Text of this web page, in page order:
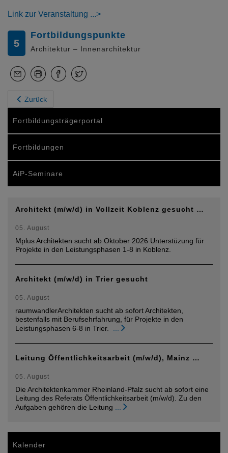
Link zur Veranstaltung
5
Fortbildungspunkte
Architektur – Innenarchitektur
Zurück
Fortbildungsträgerportal
Fortbildungen
AiP-Seminare
Architekt (m/w/d) in Vollzeit Koblenz gesucht …
05. August
Mplus Architekten sucht ab Oktober 2026 Unterstüzung für
Projekte in den Leistungsphasen 1-8 in Koblenz.
Architekt (m/w/d) in Trier gesucht
05. August
raumwandlerArchitekten sucht ab sofort Architekten,
bestenfalls mit Berufsehrfahrung, für Projekte in den
Leistungsphasen 6-8 in Trier.
Leitung Öffentlichkeitsarbeit (m/w/d), Mainz …
05. August
Die Architektenkammer Rheinland-Pfalz sucht ab sofort eine
Leitung des Referats Öffentlichkeitsarbeit (m/w/d). Zu den
Aufgaben gehören die Leitung
Kalender